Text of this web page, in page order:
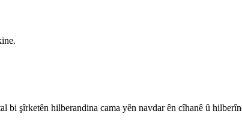
bi şîrketên hilberandina cama yên navdar ên cîhanê û